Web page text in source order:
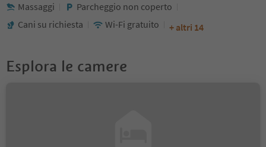
Massaggi
Parcheggio non coperto
Cani su richiesta
Wi-Fi gratuito + altri 14
Esplora le camere